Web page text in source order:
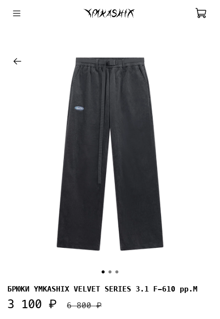
БРЮКИ YMKASHIX VELVET SERIES 3.1 F-610 pp.M
3 100 ₽ 6 800 ₽